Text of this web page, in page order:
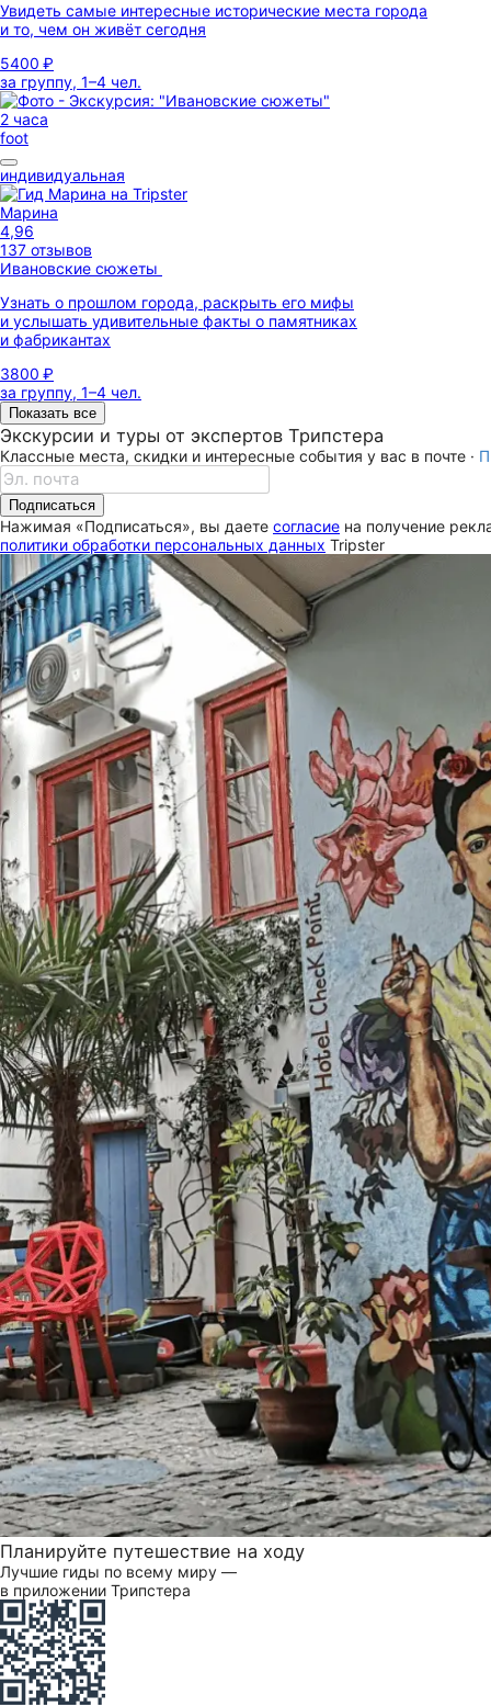
Увидеть самые интересные исторические места города
и то, чем он живёт сегодня
5400 ₽
за группу, 1–4 чел.
2 часа
foot
индивидуальная
Марина
4,96
137 отзывов
Ивановские сюжеты
Узнать о прошлом города, раскрыть его мифы
и услышать удивительные факты о памятниках
и фабрикантах
3800 ₽
за группу, 1–4 чел.
Показать все
Экскурсии и туры от экспертов Трипстера
Классные места, скидки и интересные события у вас в почте ·
Подписаться
Нажимая «Подписаться», вы даете согласие на получение
политики обработки персональных данных Tripster
Планируйте путешествие на ходу
Лучшие гиды по всему миру —
в приложении Трипстера